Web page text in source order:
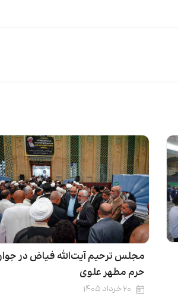
مجلس ترحیم آیت‌الله فیاض در
حرم مطهر علوی
۲۰ خرداد ۱۴۰۵